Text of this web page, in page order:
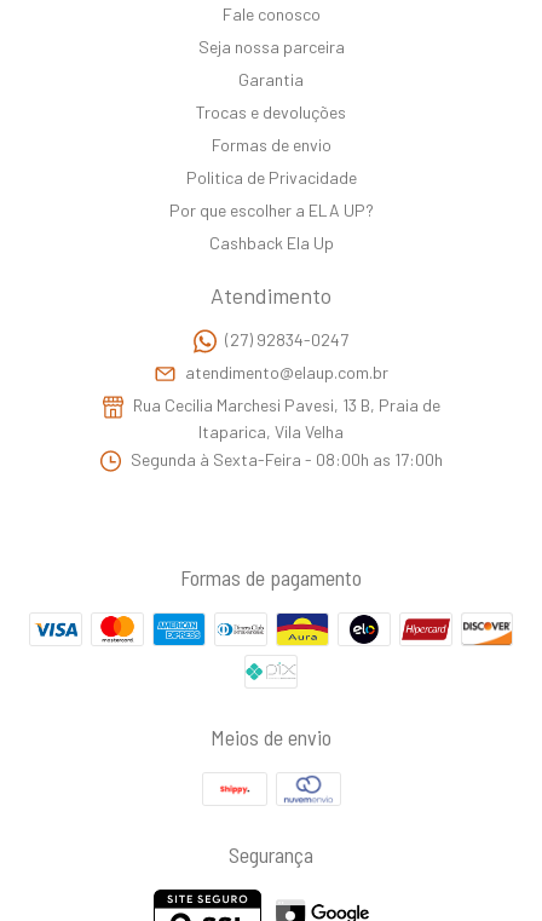
Fale conosco
Seja nossa parceira
Garantia
Trocas e devoluções
Formas de envio
Politica de Privacidade
Por que escolher a ELA UP?
Cashback Ela Up
Atendimento
(27) 92834-0247
atendimento@elaup.com.br
Rua Cecilia Marchesi Pavesi, 13 B, Praia de
Itaparica, Vila Velha
Segunda à Sexta-Feira - 08:00h as 17:00h
Formas de pagamento
Meios de envio
Segurança